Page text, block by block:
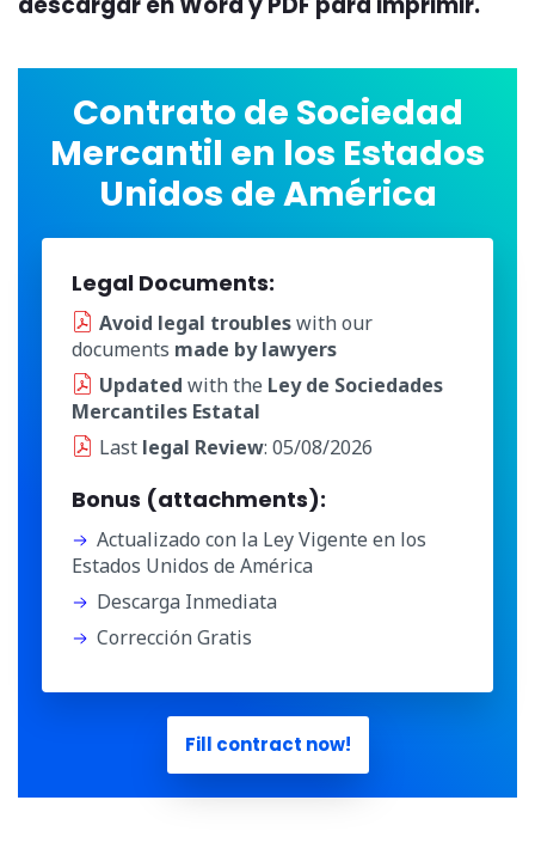
Contrato de Sociedad
Mercantil en los Estados
Unidos de América
Legal Documents:
Avoid legal troubleswith our
documents made by lawyers
Updated with the Ley de Sociedades
Mercantiles Estatal
Last legal Review: 05/08/2026
Bonus (attachments):
Actualizado con la Ley Vigente en los
Estados Unidos de América
Descarga Inmediata
Corrección Gratis
Fill contract now!